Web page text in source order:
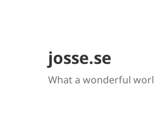
josse.se
What a wonderful